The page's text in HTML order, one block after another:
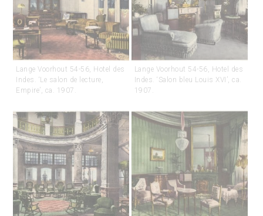
Lange Voorhout 54-56, Hotel des
Indes. ‘Le salon de lecture,
Empire’, ca. 1907.
Lange Voorhout 54-56, Hotel des
Indes. ‘Salon bleu Louis XVI’, ca.
1907.